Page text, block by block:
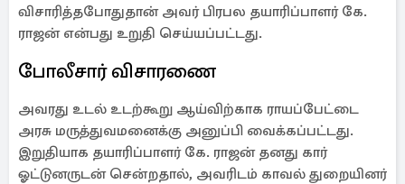
விசாரித்தபோதுதான் அவர் பிரபல தயாரிப்பாளர் கே.
ராஜன் என்பது உறுதி செய்யப்பட்டது.
போலீசார் விசாரணை
அவரது உடல் உடற்கூறு ஆய்விற்காக ராயப்பேட்டை
அரசு மருத்துவமனைக்கு அனுப்பி வைக்கப்பட்டது.
இறுதியாக தயாரிப்பாளர் கே. ராஜன் தனது கார்
ஓட்டுனருடன் சென்றதால், அவரிடம் காவல் துறையினர்